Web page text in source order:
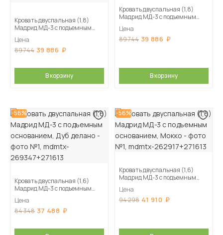
Кровать двуспальная (1,8)
Мадрид МД-3 с подъемным
светлое
Цена
89 744 39 886
В корзину
Кровать двуспальная (1,8)
Мадрид МД-3 с подъемным
Цена
89 744 39 886
В корзину
-56%
Кровать двуспальная (1,6)
Мадрид МД-3 с подъемным
Цена
84 348 37 488
-56%
Кровать двуспальная (1,6)
Мадрид МД-3 с подъемным
Цена
94 298 41 910